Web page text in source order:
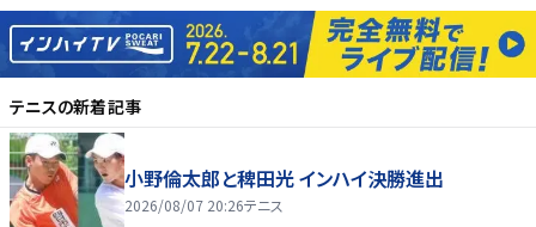
テニスの新着記事
小野倫太郎と稗田光 インハイ決勝進出
2026/08/07 20:26テニス